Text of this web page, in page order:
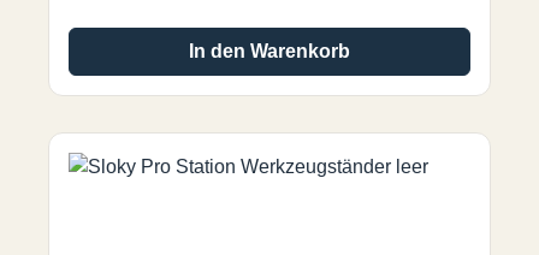
In den Warenkorb